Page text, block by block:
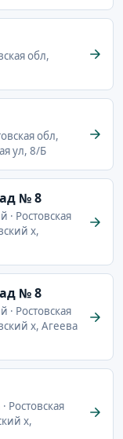
обл,
обл,
ул, 8/Б
№ 8
· Ростовская
х,
№ 8
· Ростовская
х, Агеева
Ростовская
х,